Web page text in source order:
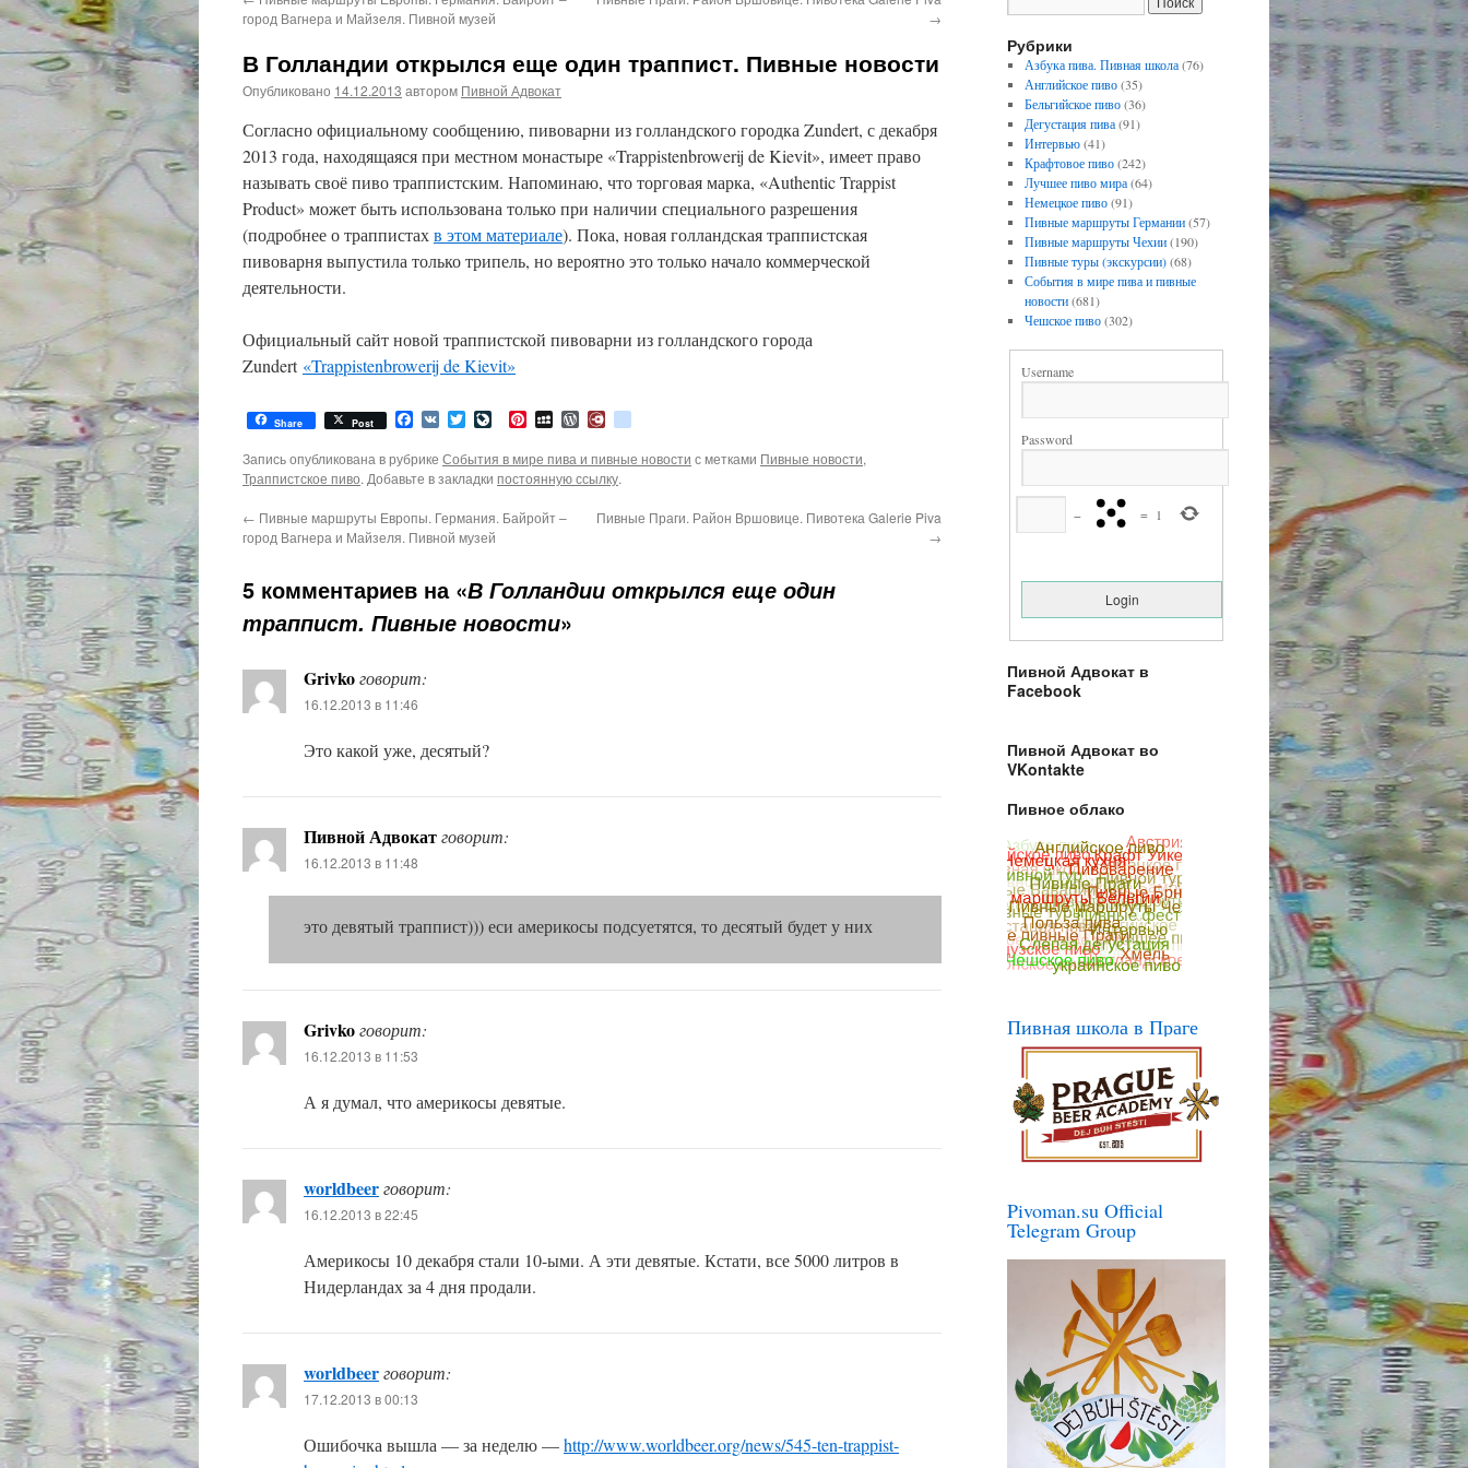
город Вагнера и Майзеля. Пивной музей
→
В Голландии открылся еще один траппист. Пивные новости
Опубликовано 14.12.2013 автором Пивной Адвокат
Согласно официальному сообщению, пивоварни из голландского городка Zundert, с декабря
2013 года, находящаяся при местном монастыре «Trappistenbrowerij de Kievit», имеет право
называть своё пиво траппистским. Напоминаю, что торговая марка, «Authentic Trappist
Product» может быть использована только при наличии специального разрешения
(подробнее о траппистахв этом материале). Пока, новая голландская траппистская
пивоварня выпустила только трипель, но вероятно это только начало коммерческой
деятельности.
Официальный сайт новой траппистской пивоварни из голландского города
Zundert «Trappistenbrowerij de Kievit»
Share Post Facebook
VK TwitterLiveJournal
PinterestMySpaceWordPress
Diary.Ru
Запись опубликована в рубрике События в мире пива и пивные новости с метками Пивные новости,
Траппистское пиво. Добавьте в закладки постоянную ссылку.
← Пивные маршруты Европы. Германия. Байройт –
город Вагнера и Майзеля. Пивной музей
Пивные Праги. Район Вршовице. Пивотека Galerie Piva
→
5 комментариев на «В Голландии открылся еще один
траппист. Пивные новости»
Grivkoговорит:
16.12.2013 в 11:46
Это какой уже, десятый?
Пивной Адвокатговорит:
16.12.2013 в 11:48
это девятый траппист))) еси америкосы подсуетятся, то десятый будет у них
Grivkoговорит:
16.12.2013 в 11:53
А я думал, что америкосы девятые.
worldbeerговорит:
16.12.2013 в 22:45
Америкосы 10 декабря стали 10-ыми. А эти девятые. Кстати, все 5000 литров в
Нидерландах за 4 дня продали.
worldbeerговорит:
17.12.2013 в 00:13
Ошибочка вышла — за неделю —http://www.worldbeer.org/news/545-ten-trappist-
Рубрики
Азбука пива. Пивная школа(76)
Английское пиво(35)
Бельгийское пиво(36)
Дегустация пива(91)
Интервью(41)
Крафтовое пиво(242)
Лучшее пиво мира(64)
Немецкое пиво(91)
Пивные маршруты Германии(57)
Пивные маршруты Чехии(190)
Пивные туры (экскурсии)(68)
События в мире пива и пивные
новости(681)
Чешское пиво(302)
Username
Password
− = 1
Пивной Адвокат в
Facebook
Пивной Адвокат во
VKontakte
Пивное облако
Пивная школа в Праге
Pivoman.su Official
Telegram Group